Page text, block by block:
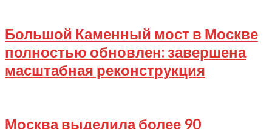
07
Большой Каменный мост в Москве
полностью обновлен: завершена
масштабная реконструкция
05
Москва выделила более 90